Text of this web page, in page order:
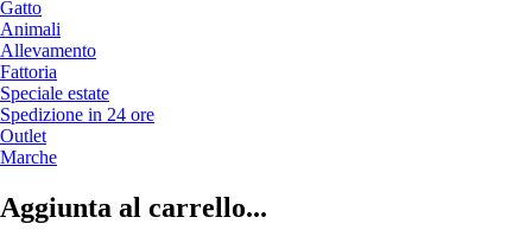
Gatto
Animali
Allevamento
Fattoria
Speciale estate
Spedizione in 24 ore
Outlet
Marche
Aggiunta al carrello...